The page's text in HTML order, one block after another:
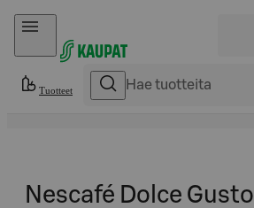
Hyppää sisältöön
Tuotteet
Nescafé Dolce Gusto